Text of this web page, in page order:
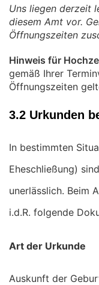
Uns liegen derzeit
diesem Amt vor.
Öffnungszeiten
Hinweis für
gemäß Ihrer
Öffnungszeiten
3.2 Urkunden
In bestimmten
Eheschließung)
unerlässlich. Beim
i.d.R. folgende
Art der Urkunde
Auskunft der